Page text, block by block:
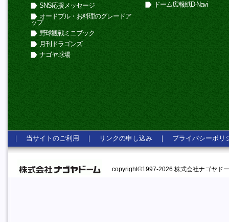
SNS応援メッセージ
オードブル・お料理のグレードア
ップ
野球観戦ミニブック
月刊ドラゴンズ
ナゴヤ球場
ドーム広報紙D-Navi
｜ 当サイトのご利用 ｜ リンクの申し込み ｜ プライバシーポリ
copyright©1997-2026 株式会社ナゴヤド